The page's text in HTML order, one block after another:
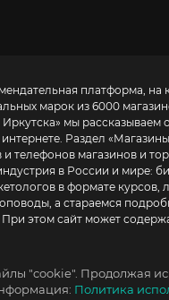
"cookie". Продолжая
Политика
платформа,
марок из 6000
» мы рассказываем
Раздел «
магазинов и торговых центров. BE IN
в России и мире:
в формате курсов,
а стараемся
этом сайт может